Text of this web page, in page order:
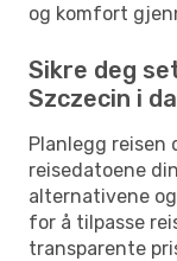
og komfort
Sikre deg
Szczecin i
Planlegg reisen
reisedatoene
alternativene
for å tilpasse
transparente